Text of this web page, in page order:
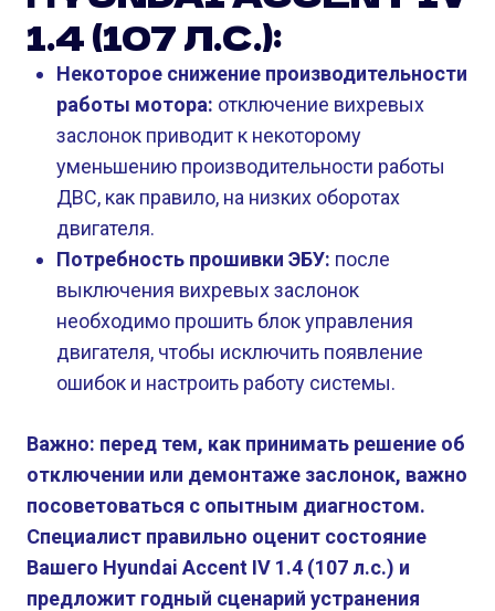
1.4 (107 Л.С.):
Некоторое снижение производительности
работы мотора: отключение вихревых
заслонок приводит к некоторому
уменьшению производительности работы
ДВС, как правило, на низких оборотах
двигателя.
Потребность прошивки ЭБУ: после
выключения вихревых заслонок
необходимо прошить блок управления
двигателя, чтобы исключить появление
ошибок и настроить работу системы.
Важно: перед тем, как принимать решение об
отключении или демонтаже заслонок, важно
посоветоваться с опытным диагностом.
Специалист правильно оценит состояние
Вашего Hyundai Accent IV 1.4 (107 л.с.) и
предложит годный сценарий устранения